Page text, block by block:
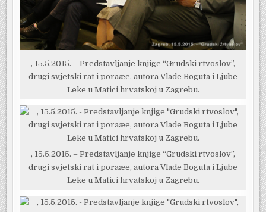
, 15.5.2015. – Predstavljanje knjige “Grudski rtvoslov”,
drugi svjetski rat i poraæe, autora Vlade Boguta i Ljube
Leke u Matici hrvatskoj u Zagrebu.
, 15.5.2015. – Predstavljanje knjige “Grudski rtvoslov”,
drugi svjetski rat i poraæe, autora Vlade Boguta i Ljube
Leke u Matici hrvatskoj u Zagrebu.